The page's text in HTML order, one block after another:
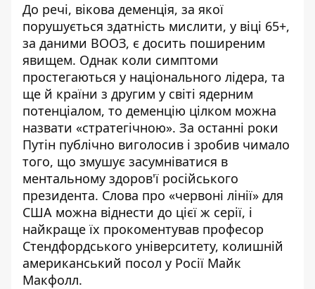
До речі, вікова деменція, за якої
порушується здатність мислити, у віці 65+,
за даними ВООЗ, є досить поширеним
явищем. Однак коли симптоми
простегаються у національного лідера, та
ще й країни з другим у світі ядерним
потенціалом, то деменцію цілком можна
назвати «стратегічною». За останні роки
Путін публічно виголосив і зробив чимало
того, що змушує засумніватися в
ментальному здоров'ї російського
президента. Слова про «червоні лінії» для
США можна віднести до цієї ж серії, і
найкраще їх прокоментував професор
Стендфордського університету, колишній
американський посол у Росії Майк
Макфолл.